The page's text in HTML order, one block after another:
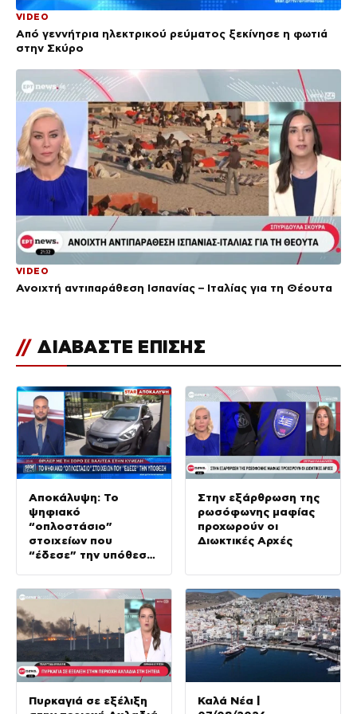
VIDEO
Από γεννήτρια ηλεκτρικού ρεύματος ξεκίνησε η φωτιά
στην Σκύρο
VIDEO
Ανοιχτή αντιπαράθεση Ισπανίας – Ιταλίας για τη Θέουτα
// ΔΙΑΒΑΣΤΕ ΕΠΙΣΗΣ
Αποκάλυψη: Το
ψηφιακό
“οπλοστάσιο”
στοιχείων που
“έδεσε” την υπόθεση
Στην εξάρθρωση της
ρωσόφωνης μαφίας
προχωρούν οι
Διωκτικές Αρχές
Πυρκαγιά σε εξέλιξη
Καλά Νέα |